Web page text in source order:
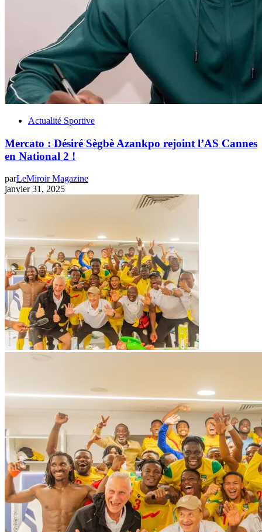
Actualité Sportive
Mercato : Désiré Sègbè Azankpo rejoint l’AS Cannes
en National 2 !
parLeMiroir Magazine
janvier 31, 2025